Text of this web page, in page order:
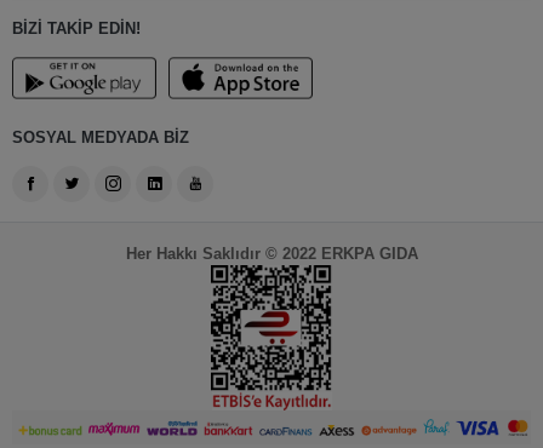
BİZİ TAKİP EDİN!
SOSYAL MEDYADA BİZ
Her Hakkı Saklıdır © 2022 ERKPA GIDA